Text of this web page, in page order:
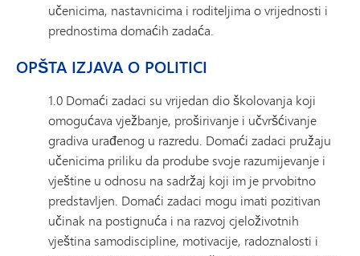
učenicima, nastavnicima i roditeljima o vrijednosti i
prednostima domaćih zadaća.
OPŠTA IZJAVA O POLITICI
1.0 Domaći zadaci su vrijedan dio školovanja koji
omogućava vježbanje, proširivanje i učvršćivanje
gradiva urađenog u razredu. Domaći zadaci pružaju
učenicima priliku da prodube svoje razumijevanje i
vještine u odnosu na sadržaj koji im je prvobitno
predstavljen. Domaći zadaci mogu imati pozitivan
učinak na postignuća i na razvoj cjeloživotnih
vještina samodiscipline, motivacije, radoznalosti i